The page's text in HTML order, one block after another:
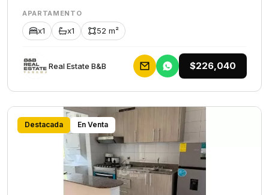
APARTAMENTO
x1 x1 52 m²
Rеаl Еstаtе В&В $226,040
Destacada En Venta